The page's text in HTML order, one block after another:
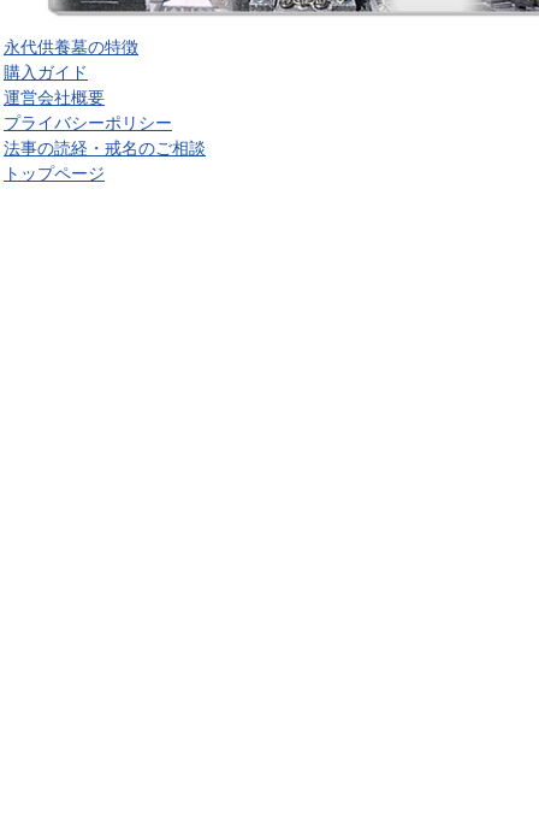
永代供養墓の特徴
購入ガイド
運営会社概要
プライバシーポリシー
法事の読経・戒名のご相談
トップページ